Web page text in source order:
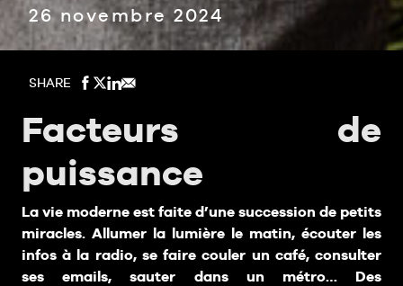
26 novembre 2024
SHARE
Facteurs de
puissance
La vie moderne est faite d’une succession de petits
miracles. Allumer la lumière le matin, écouter les
infos à la radio, se faire couler un café, consulter
ses emails, sauter dans un métro… Des